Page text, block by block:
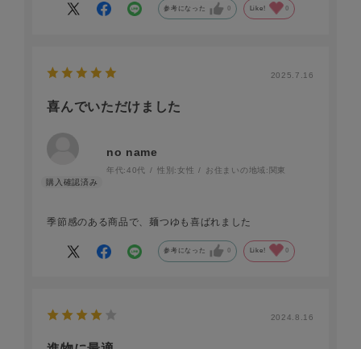
参考になった 0 Like! 0
2025.7.16
喜んでいただけました
no name
年代:40代 性別:女性 お住まいの地域: 関東
季節感のある商品で、麺つゆも喜ばれました
参考になった 0 Like! 0
2024.8.16